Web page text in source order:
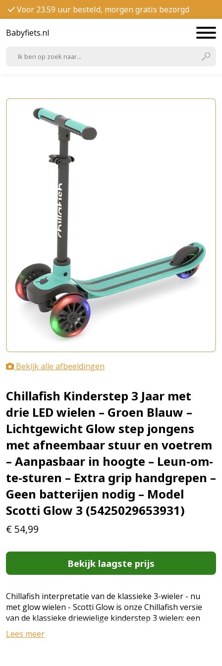
Voor 23.59 uur besteld, morgen gratis bezorgd
Babyfiets.nl
Bekijk alle afbeeldingen
Chillafish Kinderstep 3 Jaar met
drie LED wielen – Groen Blauw –
Lichtgewicht Glow step jongens
met afneembaar stuur en voetrem
– Aanpasbaar in hoogte – Leun-om-
te-sturen – Extra grip handgrepen –
Geen batterijen nodig – Model
Scotti Glow 3 (5425029653931)
€ 54,99
Bekijk laagste prijs
Chillafish interpretatie van de klassieke 3-wieler - nu
met glow wielen - Scotti Glow is onze Chillafish versie
van de klassieke driewielige kinderstep 3 wielen: een
moderne, stijlvolle heruitvinding van de lean-to-steer
step die simpel, mooi en vooral heel leuk rijdt.
Lees meer